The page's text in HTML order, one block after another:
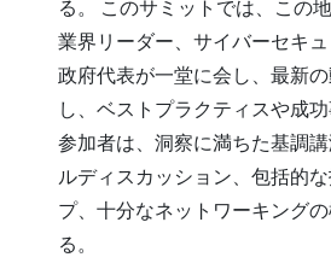
る。 このサミットでは、この
業界リーダー、サイバーセキュ
政府代表が一堂に会し、最新
し、ベストプラクティスや成功
参加者は、洞察に満ちた基調
ルディスカッション、包括的
プ、十分なネットワーキング
る。